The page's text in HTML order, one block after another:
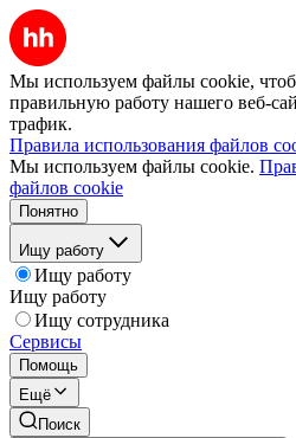
Мы используем файлы cookie,
правильную работу нашего веб-
трафик.
Правила использования файлов
Мы используем файлы cookie.
файлов cookie
Понятно
Ищу работу
Ищу работу
Ищу работу
Ищу сотрудника
Сервисы
Помощь
Ещё
Поиск